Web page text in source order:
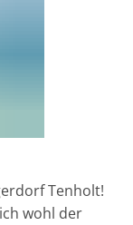
Tenholt!
wohl der